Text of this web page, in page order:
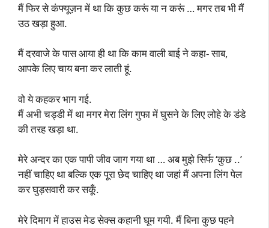
मैं फिर से कंफ्यूज़न में था कि कुछ करूं या न करूं … मगर तब भी मैं
उठ खड़ा हुआ.
मैं दरवाजे के पास आया ही था कि काम वाली बाई ने कहा- साब,
आपके लिए चाय बना कर लाती हूं.
वो ये कहकर भाग गई.
मैं अभी चड्डी में था मगर मेरा लिंग गुफा में घुसने के लिए लोहे के डंडे
की तरह खड़ा था.
मेरे अन्दर का एक पापी जीव जाग गया था … अब मुझे सिर्फ ‘कुछ ..’
नहीं चाहिए था बल्कि एक पूरा छेद चाहिए था जहां मैं अपना लिंग पेल
कर घुड़सवारी कर सकूँ.
मेरे दिमाग में हाउस मेड सेक्स कहानी घूम गयी. मैं बिना कुछ पहने